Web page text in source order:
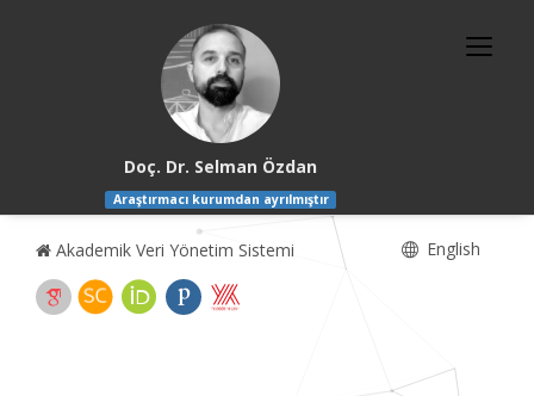
Doç. Dr. Selman Özdan
Araştırmacı kurumdan ayrılmıştır
Akademik Veri Yönetim Sistemi English